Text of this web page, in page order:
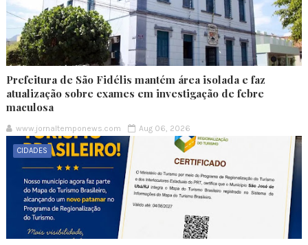
Prefeitura de São Fidélis mantém área isolada e faz
atualização sobre exames em investigação de febre
maculosa
www.jornaltemponews.com Aug 06, 2026
CIDADES